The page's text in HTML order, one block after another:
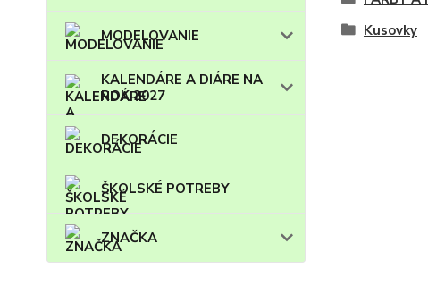
MODELOVANIE
KALENDÁRE A DIÁRE NA
ROK 2027
DEKORÁCIE
ŠKOLSKÉ POTREBY
ZNAČKA
Kusovky